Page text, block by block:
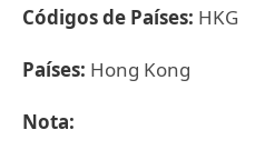
Códigos de Países: HKG
Países: Hong Kong
Nota: